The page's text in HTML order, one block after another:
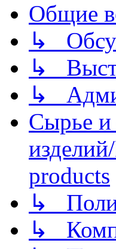
Общие
↳
↳
↳
Сырье и
products
↳
↳